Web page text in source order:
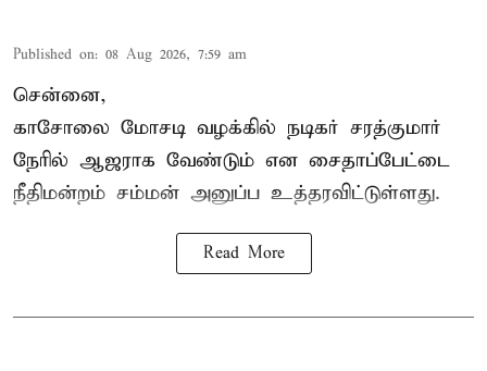
Published on: 08 Aug 2026, 7:59 am
சென்னை,
காசோலை மோசடி வழக்கில் நடிகர் சரத்குமார்
நேரில் ஆஜராக வேண்டும் என சைதாப்பேட்டை
நீதிமன்றம் சம்மன் அனுப்ப உத்தரவிட்டுள்ளது.
Read More